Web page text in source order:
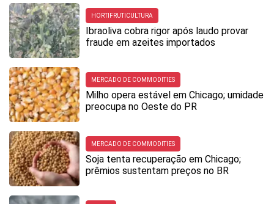
HORTIFRUTICULTURA
Ibraoliva cobra rigor após laudo provar
fraude em azeites importados
MERCADO DE COMMODITIES
Milho opera estável em Chicago; umidade
preocupa no Oeste do PR
MERCADO DE COMMODITIES
Soja tenta recuperação em Chicago;
prêmios sustentam preços no BR